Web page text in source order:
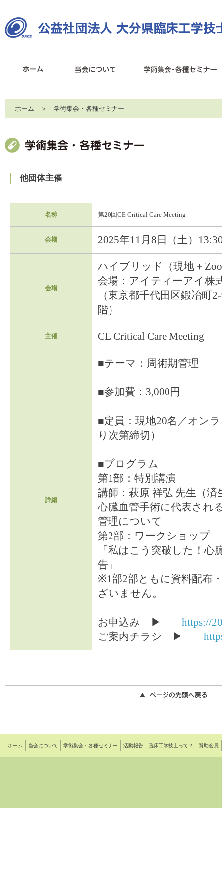
ホーム ＞ 学術集会・各種セミナー
他団体主催
名称 第20回CE Critical Care Meeting
会期 2025年11月8日（土）
会場
ハイブリッド（現地＋
会場：アイティーアイ株
（東京都千代田区鍛冶町
階）
主催 CE Critical Care Meeting
詳細
■テーマ：周術期管理
■参加費：3,000円
■定員：現地20名／オン
り次第締切）
■プログラム
第1部：特別講演
講師：萩原 祥弘 先生（済
心臓血管手術に代表され
管理について
第2部：ワークショップ
「私はこう突破した！心
告」
※1部2部ともに資料配布
ざいません。
お申込み ▶ https://
ご案内チラシ ▶
ホーム 当会について 学術集会・各種セミナー 活動報告 臨床工学技士って？ 賛助会員